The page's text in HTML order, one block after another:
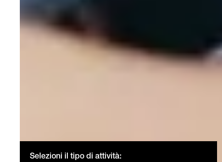
Selezioni il tipo di attività: